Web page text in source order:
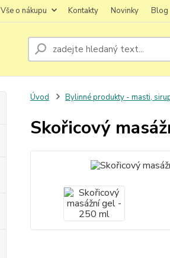
Vše o nákupu Kontakty Novinky Blog
Úvod Bylinné produkty - masti,
Skořicový